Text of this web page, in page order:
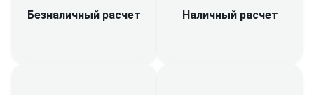
Безналичный расчет Наличный расчет